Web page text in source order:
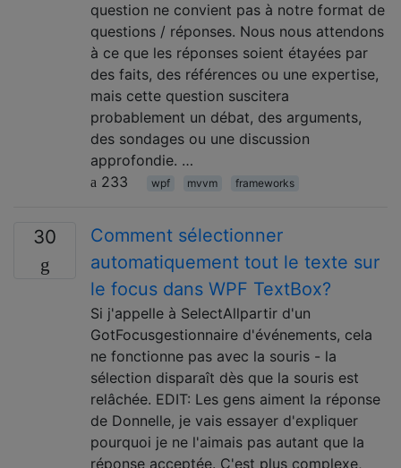
question ne convient pas à notre format de
questions / réponses. Nous nous attendons
à ce que les réponses soient étayées par
des faits, des références ou une expertise,
mais cette question suscitera
probablement un débat, des arguments,
des sondages ou une discussion
approfondie. …
233
wpf mvvm frameworks
30
Comment sélectionner
automatiquement tout le texte sur
le focus dans WPF TextBox?
Si j'appelle à SelectAllpartir d'un
GotFocusgestionnaire d'événements, cela
ne fonctionne pas avec la souris - la
sélection disparaît dès que la souris est
relâchée. EDIT: Les gens aiment la réponse
de Donnelle, je vais essayer d'expliquer
pourquoi je ne l'aimais pas autant que la
réponse acceptée. C'est plus complexe,